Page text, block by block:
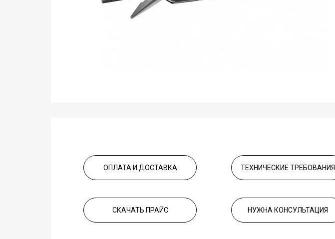
ОПЛАТА И ДОСТАВКА ТЕХНИЧЕСКИЕ ТРЕБОВАНИЯ
СКАЧАТЬ ПРАЙС НУЖНА КОНСУЛЬТАЦИЯ